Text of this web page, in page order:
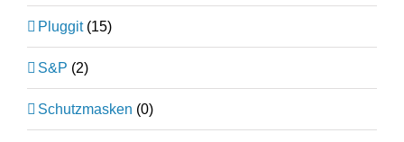
Pluggit (15)
S&P (2)
Schutzmasken (0)